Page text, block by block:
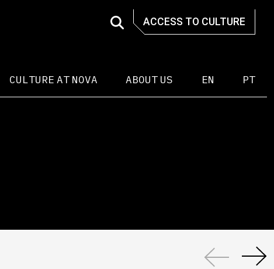
ACCESS TO CULTURE
CULTURE AT NOVA ABOUT US EN PT